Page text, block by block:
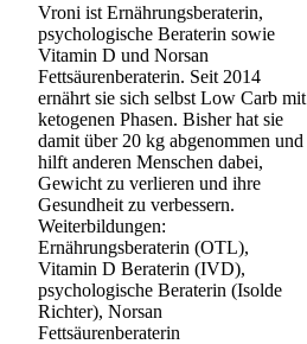
Vroni ist Ernährungsberaterin,
psychologische Beraterin sowie
Vitamin D und Norsan
Fettsäurenberaterin. Seit 2014
ernährt sie sich selbst Low Carb mit
ketogenen Phasen. Bisher hat sie
damit über 20 kg abgenommen und
hilft anderen Menschen dabei,
Gewicht zu verlieren und ihre
Gesundheit zu verbessern.
Weiterbildungen:
Ernährungsberaterin (OTL),
Vitamin D Beraterin (IVD),
psychologische Beraterin (Isolde
Richter), Norsan
Fettsäurenberaterin